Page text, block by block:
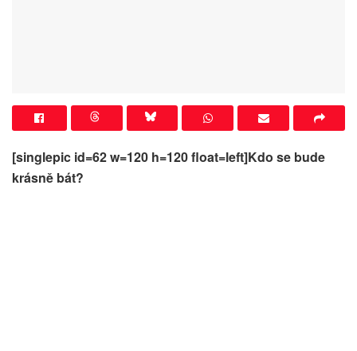
[singlepic id=62 w=120 h=120 float=left]Kdo se bude
krásně bát?